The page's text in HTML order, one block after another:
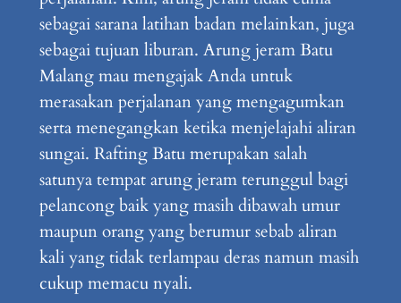
sebagai sarana latihan badan melainkan, juga
sebagai tujuan liburan. Arung jeram Batu
Malang mau mengajak Anda untuk
merasakan perjalanan yang mengagumkan
serta menegangkan ketika menjelajahi aliran
sungai. Rafting Batu merupakan salah
satunya tempat arung jeram terunggul bagi
pelancong baik yang masih dibawah umur
maupun orang yang berumur sebab aliran
kali yang tidak terlampau deras namun masih
cukup memacu nyali.